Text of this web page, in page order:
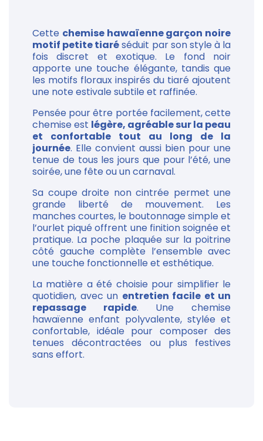
Cette chemise hawaïenne garçon noire
motif petite tiaréséduit par son style à la
fois discret et exotique. Le fond noir
apporte une touche élégante, tandis que
les motifs floraux inspirés du tiaré ajoutent
une note estivale subtile et raffinée.
Pensée pour être portée facilement, cette
chemise est légère, agréable sur la peau
et confortable tout au long de la
journée. Elle convient aussi bien pour une
tenue de tous les jours que pour l’été, une
soirée, une fête ou un carnaval.
Sa coupe droite non cintrée permet une
grande liberté de mouvement. Les
manches courtes, le boutonnage simple et
l’ourlet piqué offrent une finition soignée et
pratique. La poche plaquée sur la poitrine
côté gauche complète l’ensemble avec
une touche fonctionnelle et esthétique.
La matière a été choisie pour simplifier le
quotidien, avec un entretien facile et un
repassage rapide. Une chemise
hawaïenne enfant polyvalente, stylée et
confortable, idéale pour composer des
tenues décontractées ou plus festives
sans effort.